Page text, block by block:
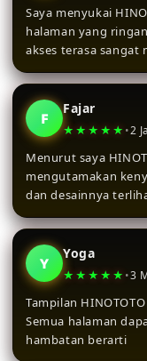
Saya menyukai
halaman yang
akses terasa sangat
F
Fajar
★★★★★ •2
Menurut saya
mengutamakan
dan desainnya
Y
Yoga
★★★★★ •3
Tampilan
Semua halaman
hambatan berarti